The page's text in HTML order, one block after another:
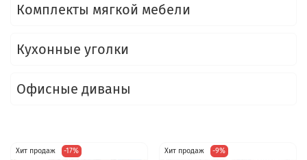
Комплекты мягкой мебели
Кухонные уголки
Офисные диваны
Хит продаж -17% Хит продаж -9%